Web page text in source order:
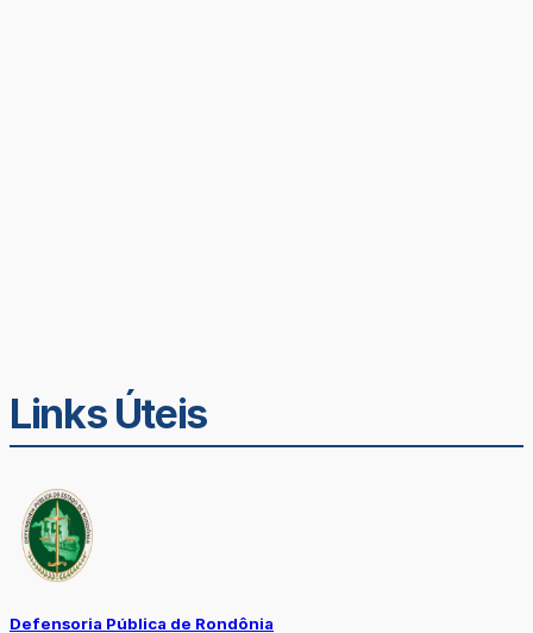
Links Úteis
Defensoria Pública de Rondônia